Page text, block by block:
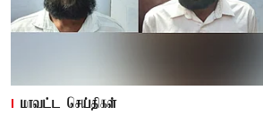
மாவட்ட செய்திகள்